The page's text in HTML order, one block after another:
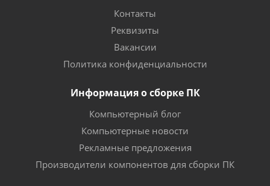
Контакты
Реквизиты
Вакансии
Политика конфиденциальности
Информация о сборке ПК
Компьютерный блог
Компьютерные новости
Рекламные предложения
Производители компонентов для сборки ПК